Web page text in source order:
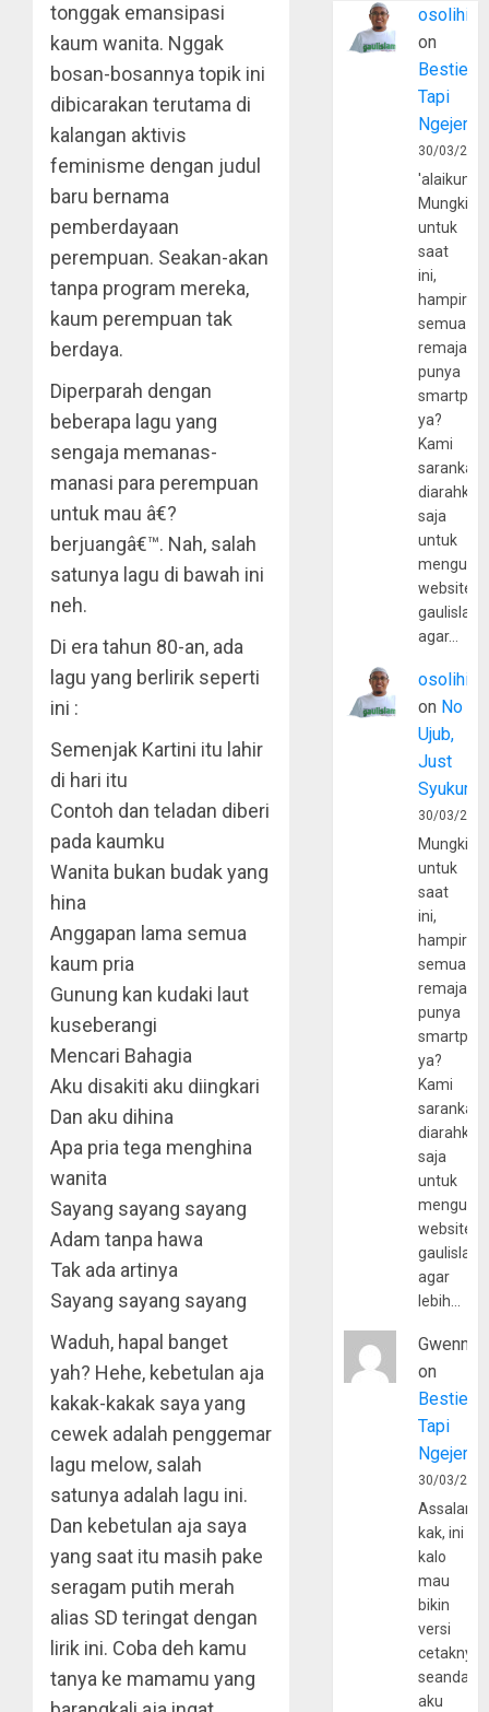
tonggak emansipasi
kaum wanita. Nggak
bosan-bosannya topik ini
dibicarakan terutama di
kalangan aktivis
feminisme dengan judul
baru bernama
pemberdayaan
perempuan. Seakan-akan
tanpa program mereka,
kaum perempuan tak
berdaya.
Diperparah dengan
beberapa lagu yang
sengaja memanas-
manasi para perempuan
untuk mau â€?
berjuangâ€™. Nah, salah
satunya lagu di bawah ini
neh.
Di era tahun 80-an, ada
lagu yang berlirik seperti
ini :
Semenjak Kartini itu lahir
di hari itu
Contoh dan teladan diberi
pada kaumku
Wanita bukan budak yang
hina
Anggapan lama semua
kaum pria
Gunung kan kudaki laut
kuseberangi
Mencari Bahagia
Aku disakiti aku diingkari
Dan aku dihina
Apa pria tega menghina
wanita
Sayang sayang sayang
Adam tanpa hawa
Tak ada artinya
Sayang sayang sayang
Waduh, hapal banget
yah? Hehe, kebetulan aja
kakak-kakak saya yang
cewek adalah penggemar
lagu melow, salah
satunya adalah lagu ini.
Dan kebetulan aja saya
yang saat itu masih pake
seragam putih merah
alias SD teringat dengan
lirik ini. Coba deh kamu
tanya ke mamamu yang
osolihin
on
Bestie
Tapi
30/03/
Mungkin
untuk
saat
ini,
hampir
semua
remaja
punya
ya?
Kami
sarankan,
diarahkan
saja
untuk
website
agar…
osolihin
on No
Ujub,
Just
Syukur
30/03/
Mungkin
untuk
saat
ini,
hampir
semua
remaja
punya
ya?
Kami
sarankan,
diarahkan
saja
untuk
website
agar
lebih…
Gwenny
on
Bestie
Tapi
30/03/
kak, ini
kalo
mau
bikin
versi
cetaknya
aku